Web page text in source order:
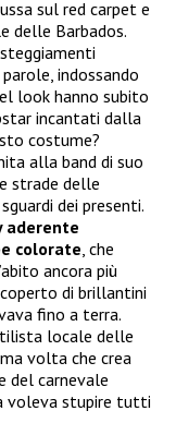
sul red carpet e
delle Barbados.
indossando
look hanno subito
incantati dalla
costume?
alla band di suo
strade delle
dei presenti.
aderente
colorate , che
ancora più
di brillantini
fino a terra.
locale delle
volta che crea
del carnevale
voleva stupire tutti